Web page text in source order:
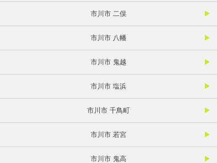
市川市 二俣
市川市 八幡
市川市 鬼越
市川市 塩浜
市川市 千鳥町
市川市 若宮
市川市 鬼高